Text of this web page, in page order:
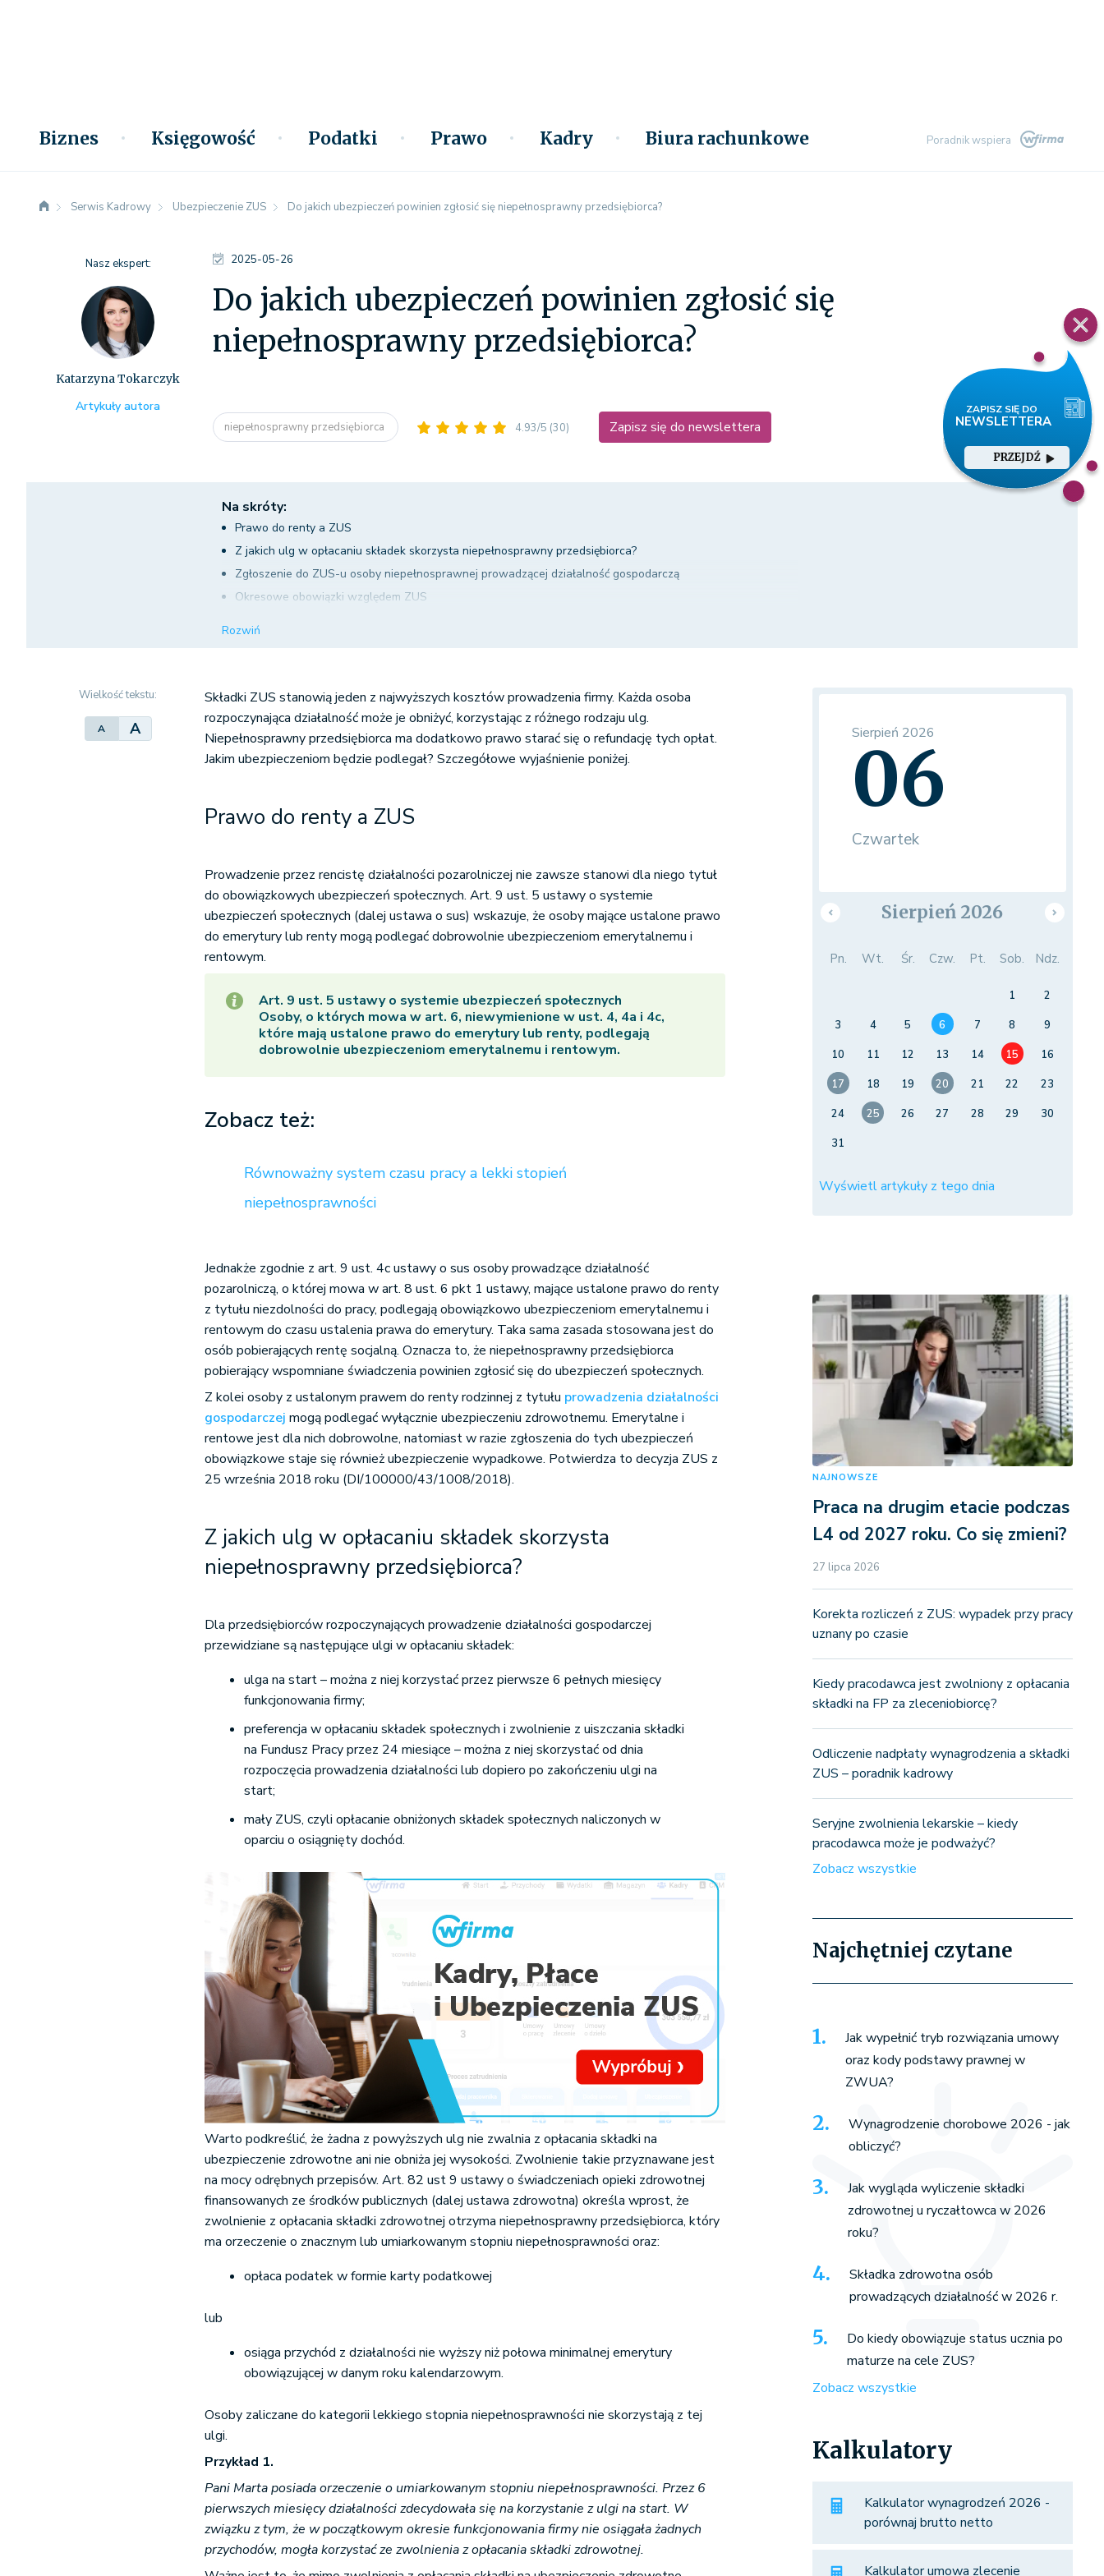
Biznes Księgowość Podatki Prawo Kadry Biura rachunkowe Poradnik wspiera
PRZEJDŹ
Serwis Kadrowy Ubezpieczenie ZUS Do jakich ubezpieczeń powinien zgłosić się niepełnosprawny przedsiębiorca?
2025-05-26
Do jakich ubezpieczeń powinien zgłosić się
niepełnosprawny przedsiębiorca?
niepełnosprawny przedsiębiorca 4.93/5 (30) Zapisz się do newslettera
Nasz ekspert:
Katarzyna Tokarczyk
Artykuły autora
Na skróty:
Prawo do renty a ZUS
Z jakich ulg w opłacaniu składek skorzysta niepełnosprawny przedsiębiorca?
Zgłoszenie do ZUS-u osoby niepełnosprawnej prowadzącej działalność gospodarczą
Okresowe obowiązki względem ZUS
Rozwiń
Wielkość tekstu:
A A
Składki ZUS stanowią jeden z najwyższych kosztów prowadzenia firmy. Każda osoba
rozpoczynająca działalność może je obniżyć, korzystając z różnego rodzaju ulg.
Niepełnosprawny przedsiębiorca ma dodatkowo prawo starać się o refundację tych opłat.
Jakim ubezpieczeniom będzie podlegał? Szczegółowe wyjaśnienie poniżej.
Prawo do renty a ZUS
Prowadzenie przez rencistę działalności pozarolniczej nie zawsze stanowi dla niego tytuł
do obowiązkowych ubezpieczeń społecznych. Art. 9 ust. 5 ustawy o systemie
ubezpieczeń społecznych (dalej ustawa o sus) wskazuje, że osoby mające ustalone prawo
do emerytury lub renty mogą podlegać dobrowolnie ubezpieczeniom emerytalnemu i
rentowym.
Art. 9 ust. 5 ustawy o systemie ubezpieczeń społecznych
Osoby, o których mowa w art. 6, niewymienione w ust. 4, 4a i 4c,
które mają ustalone prawo do emerytury lub renty, podlegają
dobrowolnie ubezpieczeniom emerytalnemu i rentowym.
Zobacz też:
Równoważny system czasu pracy a lekki stopień
niepełnosprawności
Jednakże zgodnie z art. 9 ust. 4c ustawy o sus osoby prowadzące działalność
pozarolniczą, o której mowa w art. 8 ust. 6 pkt 1 ustawy, mające ustalone prawo do renty
z tytułu niezdolności do pracy, podlegają obowiązkowo ubezpieczeniom emerytalnemu i
rentowym do czasu ustalenia prawa do emerytury. Taka sama zasada stosowana jest do
osób pobierających rentę socjalną. Oznacza to, że niepełnosprawny przedsiębiorca
pobierający wspomniane świadczenia powinien zgłosić się do ubezpieczeń społecznych.
Z kolei osoby z ustalonym prawem do renty rodzinnej z tytułu prowadzenia działalności
gospodarczej mogą podlegać wyłącznie ubezpieczeniu zdrowotnemu. Emerytalne i
rentowe jest dla nich dobrowolne, natomiast w razie zgłoszenia do tych ubezpieczeń
obowiązkowe staje się również ubezpieczenie wypadkowe. Potwierdza to decyzja ZUS z
25 września 2018 roku (DI/100000/43/1008/2018).
Z jakich ulg w opłacaniu składek skorzysta
niepełnosprawny przedsiębiorca?
Dla przedsiębiorców rozpoczynających prowadzenie działalności gospodarczej
przewidziane są następujące ulgi w opłacaniu składek:
ulga na start – można z niej korzystać przez pierwsze 6 pełnych miesięcy
funkcjonowania firmy;
preferencja w opłacaniu składek społecznych i zwolnienie z uiszczania składki
na Fundusz Pracy przez 24 miesiące – można z niej skorzystać od dnia
rozpoczęcia prowadzenia działalności lub dopiero po zakończeniu ulgi na
start;
mały ZUS, czyli opłacanie obniżonych składek społecznych naliczonych w
oparciu o osiągnięty dochód.
Warto podkreślić, że żadna z powyższych ulg nie zwalnia z opłacania składki na
ubezpieczenie zdrowotne ani nie obniża jej wysokości. Zwolnienie takie przyznawane jest
na mocy odrębnych przepisów. Art. 82 ust 9 ustawy o świadczeniach opieki zdrowotnej
finansowanych ze środków publicznych (dalej ustawa zdrowotna) określa wprost, że
zwolnienie z opłacania składki zdrowotnej otrzyma niepełnosprawny przedsiębiorca, który
ma orzeczenie o znacznym lub umiarkowanym stopniu niepełnosprawności oraz:
opłaca podatek w formie karty podatkowej
lub
osiąga przychód z działalności nie wyższy niż połowa minimalnej emerytury
obowiązującej w danym roku kalendarzowym.
Osoby zaliczane do kategorii lekkiego stopnia niepełnosprawności nie skorzystają z tej
ulgi.
Przykład 1.
Pani Marta posiada orzeczenie o umiarkowanym stopniu niepełnosprawności. Przez 6
pierwszych miesięcy działalności zdecydowała się na korzystanie z ulgi na start. W
związku z tym, że w początkowym okresie funkcjonowania firmy nie osiągała żadnych
przychodów, mogła korzystać ze zwolnienia z opłacania składki zdrowotnej.
Sierpień 2026
06
Czwartek
Sierpień 2026
Pn. Wt. Śr. Czw. Pt. Sob. Ndz.
1
2
3
4 5 6 7 8
9
10
11 12 13 14 15
16
17
18 19 20 21 22
23
24
25 26 27 28 29
30
31
Wyświetl artykuły z tego dnia
NAJNOWSZE
Praca na drugim etacie podczas
L4 od 2027 roku. Co się zmieni?
27 lipca 2026
Korekta rozliczeń z ZUS: wypadek przy pracy
uznany po czasie
Kiedy pracodawca jest zwolniony z opłacania
składki na FP za zleceniobiorcę?
Odliczenie nadpłaty wynagrodzenia a składki
ZUS – poradnik kadrowy
Seryjne zwolnienia lekarskie – kiedy
pracodawca może je podważyć?
Zobacz wszystkie
Najchętniej czytane
Jak wypełnić tryb rozwiązania umowy
oraz kody podstawy prawnej w
ZWUA?
Wynagrodzenie chorobowe 2026 - jak
obliczyć?
Jak wygląda wyliczenie składki
zdrowotnej u ryczałtowca w 2026
roku?
Składka zdrowotna osób
prowadzących działalność w 2026 r.
Do kiedy obowiązuje status ucznia po
maturze na cele ZUS?
Zobacz wszystkie
Kalkulatory
Kalkulator wynagrodzeń 2026 -
porównaj brutto netto
Kalkulator umowa zlecenie